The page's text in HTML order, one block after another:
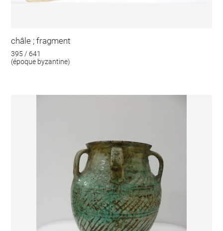
châle ; fragment
395 / 641
(époque byzantine)